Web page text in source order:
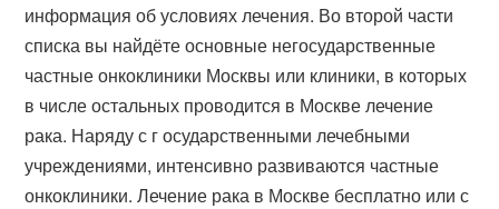
информация об условиях лечения. Во второй части
списка вы найдёте основные негосударственные
частные онкоклиники Москвы или клиники, в которых
в числе остальных проводится в Москве лечение
рака. Наряду с г осударственными лечебными
учреждениями, интенсивно развиваются частные
онкоклиники. Лечение рака в Москве бесплатно или с